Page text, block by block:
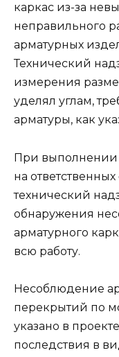
каркас из-за
неправильного
арматурных
Технический
измерения
уделял углам,
арматуры, как
При выполнении
на
технический
обнаружения
арматурного
всю работу.
Несоблюдение
перекрытий по
указано в
последствия в